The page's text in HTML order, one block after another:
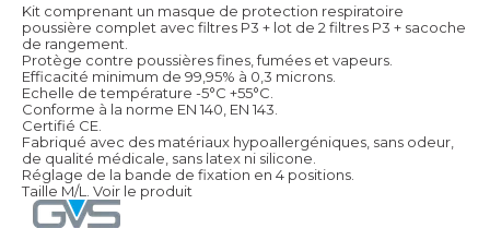
Kit comprenant un masque de protection respiratoire
poussière complet avec filtres P3 + lot de 2 filtres P3 + sacoche
de rangement.
Protège contre poussières fines, fumées et vapeurs.
Efficacité minimum de 99,95% à 0,3 microns.
Echelle de température -5°C +55°C.
Conforme à la norme EN 140, EN 143.
Certifié CE.
Fabriqué avec des matériaux hypoallergéniques, sans odeur,
de qualité médicale, sans latex ni silicone.
Réglage de la bande de fixation en 4 positions.
Taille M/L.
Voir le produit